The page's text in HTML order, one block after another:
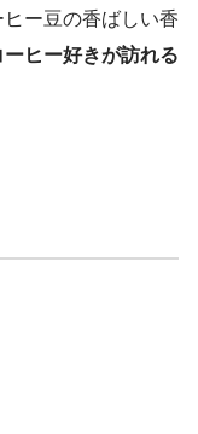
ヒー豆の香ばしい香
ヒー好きが訪れる